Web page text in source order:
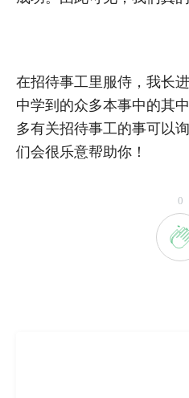
在招待事工里服侍，我长
中学到的众多本事中的其
多有关招待事工的事可以
们会很乐意帮助你！
0